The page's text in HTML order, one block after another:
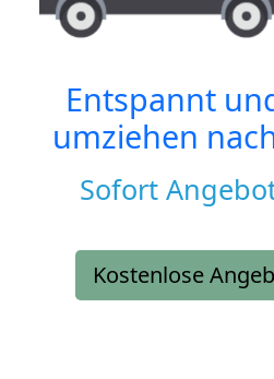
Entspannt
umziehen
Sofort
Kostenlose